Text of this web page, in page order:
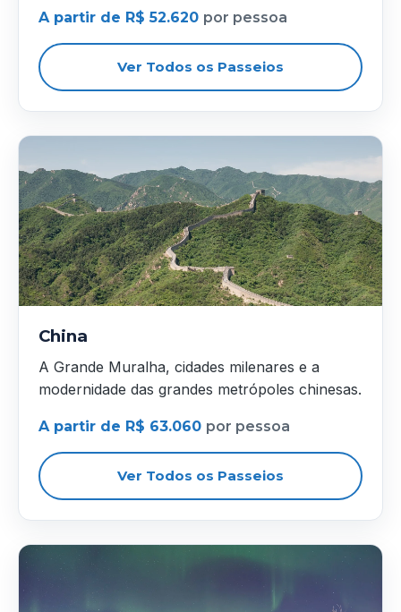
A partir de R$ 52.620 por pessoa
Ver Todos os Passeios
China
A Grande Muralha, cidades milenares e a
modernidade das grandes metrópoles chinesas.
A partir de R$ 63.060 por pessoa
Ver Todos os Passeios